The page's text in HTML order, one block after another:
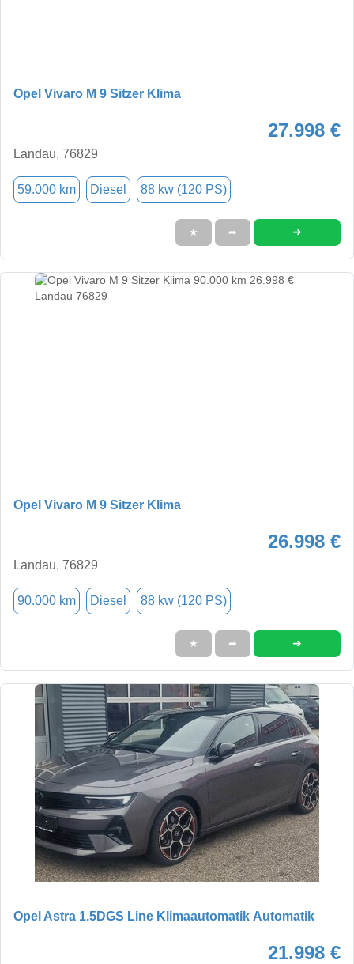
Opel Vivaro M 9 Sitzer Klima
27.998 €
Landau, 76829
59.000 km Diesel 88 kw (120 PS)
★ ➦ ➜
Opel Vivaro M 9 Sitzer Klima
26.998 €
Landau, 76829
90.000 km Diesel 88 kw (120 PS)
★ ➦ ➜
Opel Astra 1.5DGS Line Klimaautomatik Automatik
21.998 €